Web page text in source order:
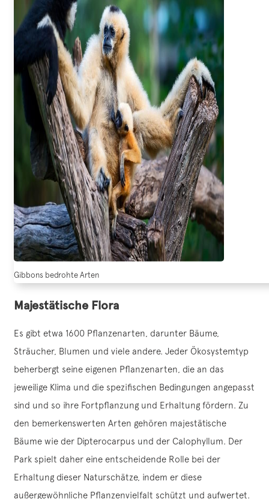
Gibbons bedrohte Arten
Majestätische Flora
Es gibt etwa 1600 Pflanzenarten, darunter Bäume,
Sträucher, Blumen und viele andere. Jeder Ökosystemtyp
beherbergt seine eigenen Pflanzenarten, die an das
jeweilige Klima und die spezifischen Bedingungen angepasst
sind und so ihre Fortpflanzung und Erhaltung fördern. Zu
den bemerkenswerten Arten gehören majestätische
Bäume wie der Dipterocarpus und der Calophyllum. Der
Park spielt daher eine entscheidende Rolle bei der
Erhaltung dieser Naturschätze, indem er diese
außergewöhnliche Pflanzenvielfalt schützt und aufwertet.